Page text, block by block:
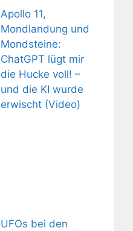
Apollo 11,
Mondlandung und
Mondsteine:
ChatGPT lügt mir
die Hucke voll! –
und die KI wurde
erwischt (Video)
UFOs bei den